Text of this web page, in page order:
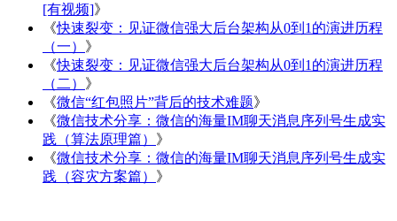
[有视频]》
《快速裂变：见证微信强大后台架构从0到1的演进历程
（一） 》
《快速裂变：见证微信强大后台架构从0到1的演进历程
（二） 》
《微信“红包照片”背后的技术难题》
《微信技术分享：微信的海量IM聊天消息序列号生成实
践（算法原理篇） 》
《微信技术分享：微信的海量IM聊天消息序列号生成实
践（容灾方案篇） 》